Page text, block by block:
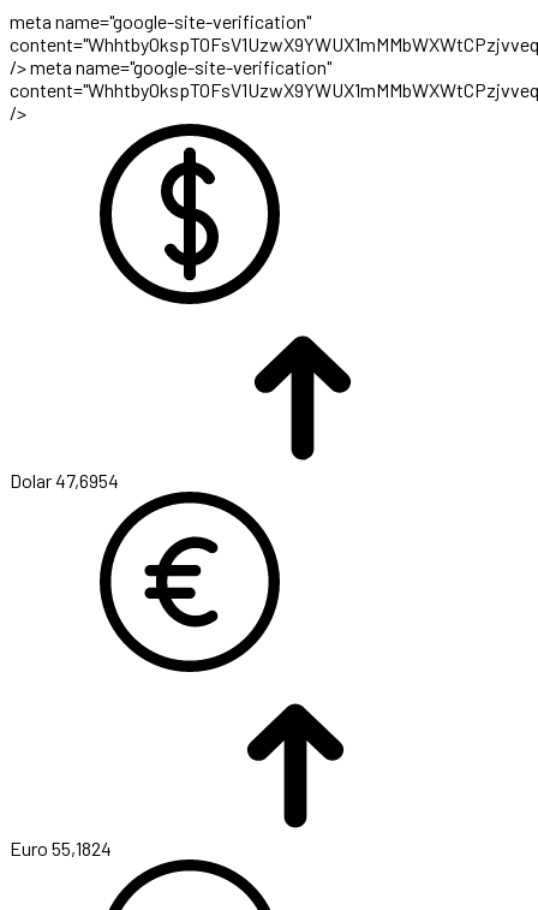
meta name="google-site-verification"
/>meta name="google-site-verification"
/>
Dolar47,6954
Euro 55,1824